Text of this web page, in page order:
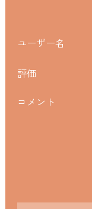
ユーザー名
評価
コメント